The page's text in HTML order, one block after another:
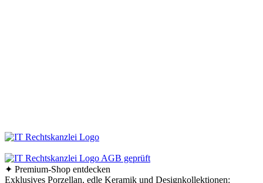
✦ Premium-Shop entdecken
Exklusives Porzellan, edle Keramik und Designkollektionen: